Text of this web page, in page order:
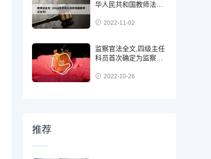
华人民共和国教师法全
2022-11-02
监察官法全文,四级主任
科员首次确定为监察
级?2022-10-26
推荐